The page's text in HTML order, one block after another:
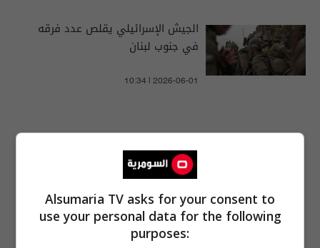
الجيش الإسرائيلي يقلص عدد فرقه
في جنوب لبنان
10:34 | 2026-06-01
Alsumaria TV asks for your consent to
use your personal data for the following
purposes: